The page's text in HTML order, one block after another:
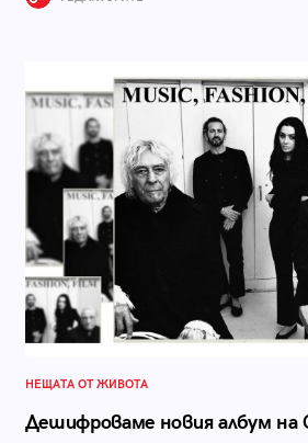
НЕЩАТА ОТ ЖИВОТА
Дешифроваме новия албум на